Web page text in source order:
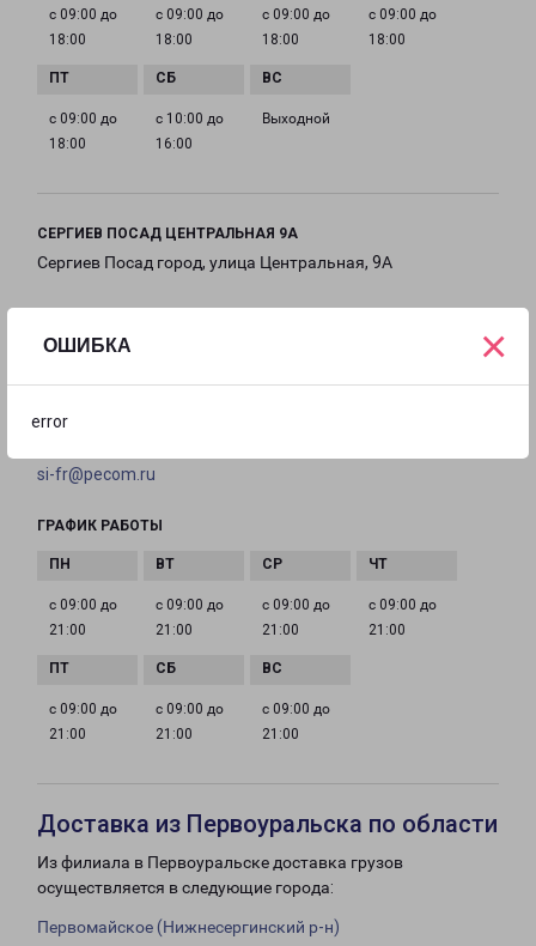
ОШИБКА
error
×
с 09:00 до
18:00
с 09:00 до
18:00
с 09:00 до
18:00
с 09:00 до
18:00
с 09:00 до
18:00
с 10:00 до
16:00
Выходной
СЕРГИЕВ ПОСАД ЦЕНТРАЛЬНАЯ 9А
Сергиев Посад город, улица Центральная, 9А
si-fr@pecom.ru
ГРАФИК РАБОТЫ
с 09:00 до
21:00
с 09:00 до
21:00
с 09:00 до
21:00
с 09:00 до
21:00
с 09:00 до
21:00
с 09:00 до
21:00
с 09:00 до
21:00
Доставка из Первоуральска по области
Из филиала в Первоуральске доставка грузов
осуществляется в следующие города:
Первомайское (Нижнесергинский р-н)